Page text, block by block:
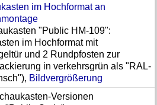
"Public HM-109":
im Hochformat mit
und 2 Rundpfosten zur
in verkehrsgrün als "RAL-
Bildvergrößerung
Versionen